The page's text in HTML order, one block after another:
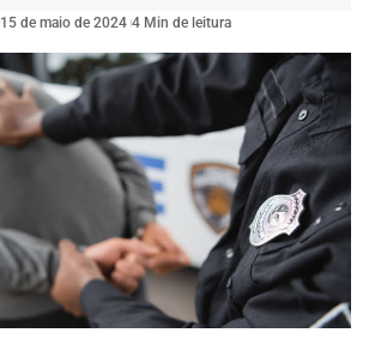
15 de maio de 2024 4 Min de leitura